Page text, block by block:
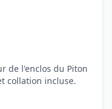
de l'enclos du Piton
collation incluse.